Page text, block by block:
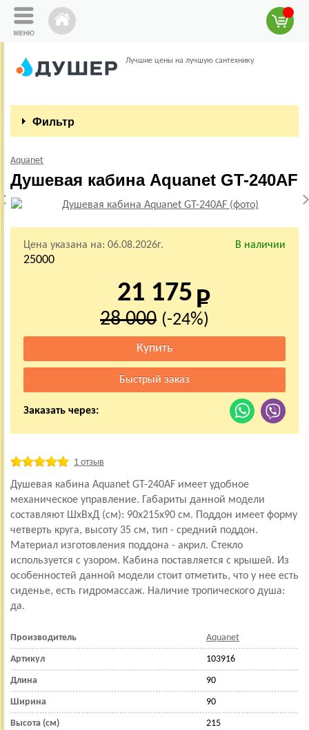
Лучшие цены на лучшую сантехнику
Фильтр
Aquanet
Душевая кабина Aquanet GT-240AF
Цена указана на: 06.08.2026г. В наличии
25000
21 175
28 000 (-24%)
Заказать через:
1 отзыв
Душевая кабина Aquanet GT-240AF имеет удобное
механическое управление. Габариты данной модели
составляют ШхВхД (см): 90x215x90 см. Поддон имеет форму
четверть круга, высоту 35 см, тип - средний поддон.
Материал изготовления поддона - акрил. Стекло
используется с узором. Кабина поставляется с крышей. Из
особенностей данной модели стоит отметить, что у нее есть
сиденье, есть гидромассаж. Наличие тропического душа:
да.
Производитель Aquanet
Артикул 103916
Длина 90
Ширина 90
Высота (см) 215